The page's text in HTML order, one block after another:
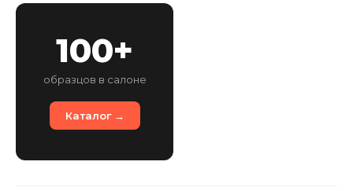
100+
образцов в салоне
Каталог →